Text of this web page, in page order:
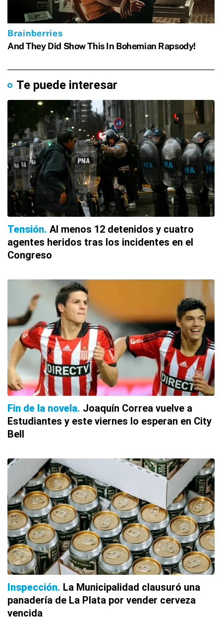
Te puede interesar
Tensión Al menos 12 detenidos y cuatro
agentes heridos tras los incidentes en el
Congreso
Fin de la novela Joaquín Correa vuelve a
Estudiantes y este viernes lo esperan en City
Bell
Inspección La Municipalidad clausuró una
panadería de La Plata por vender cerveza
vencida